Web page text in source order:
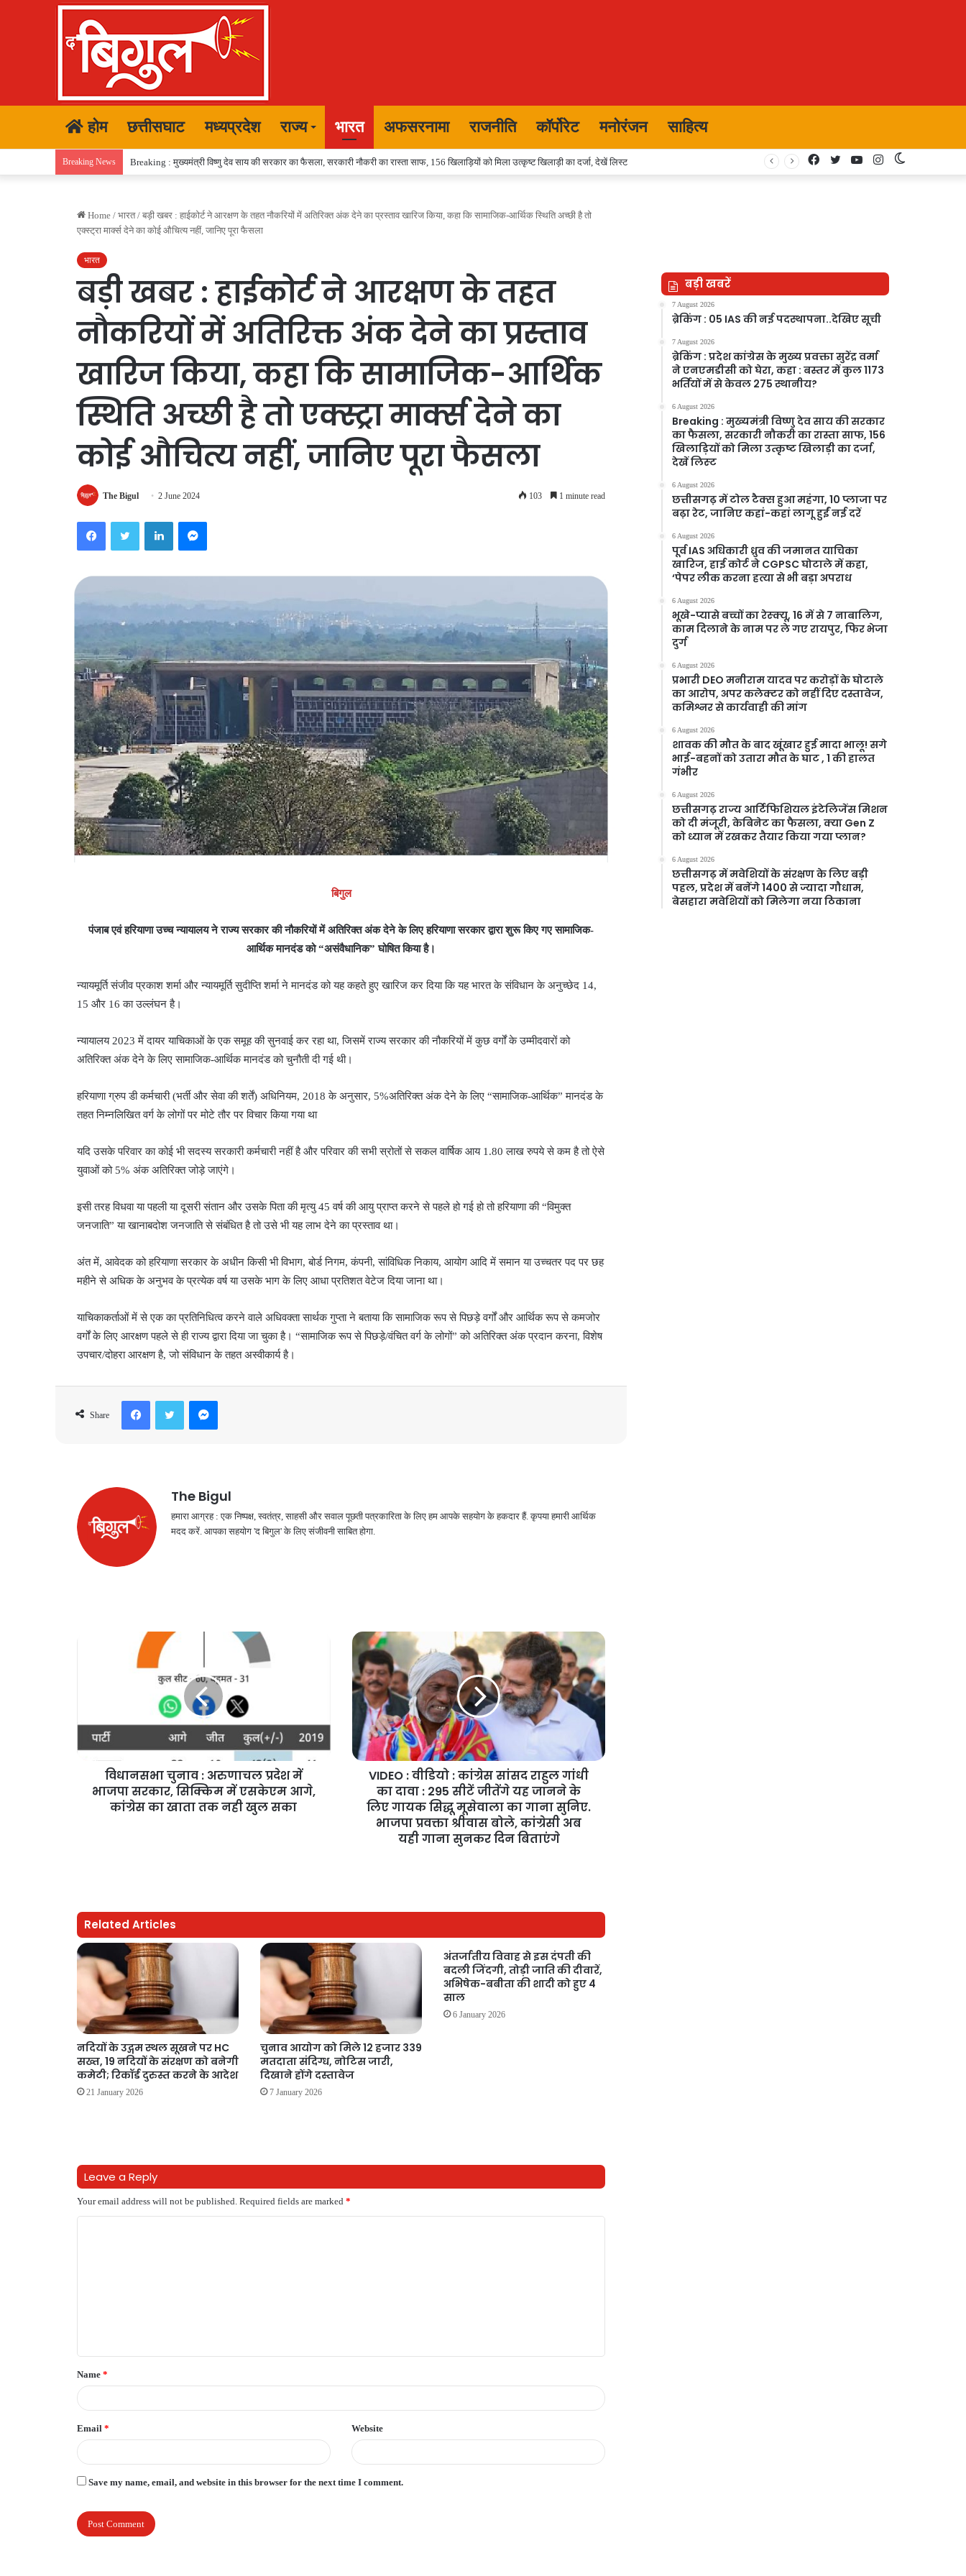
होम छत्तीसघाट मध्यप्रदेश राज्य भारत अफसरनामा राजनीति कॉर्पोरेट मनोरंजन साहित्य
Breaking News Breaking : मुख्यमंत्री विष्णु देव साय की सरकार का फैसला, सरकारी नौकरी का रास्ता साफ, 156 खिलाड़ियों को मिला उत्कृष्ट खिलाड़ी का दर्जा, देखें लिस्‍ट
skin
Instagram
YouTube
Twitter
Facebook
Home / भारत / बड़ी खबर : हाईकोर्ट ने आरक्षण के तहत नौकरियों में अतिरिक्त अंक देने का प्रस्ताव खारिज किया, कहा कि सामाजिक-आर्थिक स्थिति अच्छी है तो
एक्स्ट्रा मार्क्स देने का कोई औचित्य नहीं, जानिए पूरा फैसला
भारत
बड़ी खबर : हाईकोर्ट ने आरक्षण के तहत
नौकरियों में अतिरिक्त अंक देने का प्रस्ताव
खारिज किया, कहा कि सामाजिक-आर्थिक
स्थिति अच्छी है तो एक्स्ट्रा मार्क्स देने का
कोई औचित्य नहीं, जानिए पूरा फैसला
The Bigul 2 June 2024 103 1 minute read
FacebookTwitter LinkedInMessenger
बिगुल
पंजाब एवं हरियाणा उच्च न्यायालय ने राज्य सरकार की नौकरियों में अतिरिक्त अंक देने के लिए हरियाणा सरकार द्वारा शुरू किए गए सामाजिक-
आर्थिक मानदंड को “असंवैधानिक” घोषित किया है।
न्यायमूर्ति संजीव प्रकाश शर्मा और न्यायमूर्ति सुदीप्ति शर्मा ने मानदंड को यह कहते हुए खारिज कर दिया कि यह भारत के संविधान के अनुच्छेद 14,
15 और 16 का उल्लंघन है।
न्यायालय 2023 में दायर याचिकाओं के एक समूह की सुनवाई कर रहा था, जिसमें राज्य सरकार की नौकरियों में कुछ वर्गों के उम्मीदवारों को
अतिरिक्त अंक देने के लिए सामाजिक-आर्थिक मानदंड को चुनौती दी गई थी।
हरियाणा ग्रुप डी कर्मचारी (भर्ती और सेवा की शर्तें) अधिनियम, 2018 के अनुसार, 5%अतिरिक्त अंक देने के लिए “सामाजिक-आर्थिक” मानदंड के
तहत निम्नलिखित वर्ग के लोगों पर मोटे तौर पर विचार किया गया था
यदि उसके परिवार का कोई भी सदस्य सरकारी कर्मचारी नहीं है और परिवार की सभी स्रोतों से सकल वार्षिक आय 1.80 लाख रुपये से कम है तो ऐसे
युवाओं को 5% अंक अतिरिक्त जोड़े जाएंगे।
इसी तरह विधवा या पहली या दूसरी संतान और उसके पिता की मृत्यु 45 वर्ष की आयु प्राप्त करने से पहले हो गई हो तो हरियाणा की “विमुक्त
जनजाति” या खानाबदोश जनजाति से संबंधित है तो उसे भी यह लाभ देने का प्रस्ताव था।
अंत में, आवेदक को हरियाणा सरकार के अधीन किसी भी विभाग, बोर्ड निगम, कंपनी, सांविधिक निकाय, आयोग आदि में समान या उच्चतर पद पर छह
महीने से अधिक के अनुभव के प्रत्येक वर्ष या उसके भाग के लिए आधा प्रतिशत वेटेज दिया जाना था।
याचिकाकर्ताओं में से एक का प्रतिनिधित्व करने वाले अधिवक्ता सार्थक गुप्ता ने बताया कि सामाजिक रूप से पिछड़े वर्गों और आर्थिक रूप से कमजोर
वर्गों के लिए आरक्षण पहले से ही राज्य द्वारा दिया जा चुका है। “सामाजिक रूप से पिछड़े/वंचित वर्ग के लोगों” को अतिरिक्त अंक प्रदान करना, विशेष
उपचार/दोहरा आरक्षण है, जो संविधान के तहत अस्वीकार्य है।
Share
FacebookTwitter Messenger
The Bigul
हमारा आग्रह : एक निष्पक्ष, स्वतंत्र, साहसी और सवाल पूछती पत्रकारिता के लिए हम आपके सहयोग के हकदार हैं. कृपया हमारी आर्थिक
मदद करें. आपका सहयोग 'द बिगुल' के लिए संजीवनी साबित होगा.
विधानसभा चुनाव : अरुणाचल प्रदेश में
भाजपा सरकार, सिक्किम में एसकेएम आगे,
कांग्रेस का खाता तक नही खुल सका
VIDEO : वीडियो : कांग्रेस सांसद राहुल गांधी
का दावा : 295 सीटें जीतेंगे यह जानने के
लिए गायक सिद्धू मूसेवाला का गाना सुनिए.
भाजपा प्रवक्ता श्रीवास बोले, कांग्रेसी अब
यही गाना सुनकर दिन बिताएंगे
Related Articles
नदियों के उद्गम स्थल सूखने पर HC
सख्त, 19 नदियों के संरक्षण को बनेगी
कमेटी; रिकॉर्ड दुरुस्त करने के आदेश
21 January 2026
चुनाव आयोग को मिले 12 हजार 339
मतदाता संदिग्ध, नोटिस जारी,
दिखाने होंगे दस्तावेज
7 January 2026
अंतर्जातीय विवाह से इस दंपती की
बदली जिंदगी, तोड़ी जाति की दीवारें,
अभिषेक-बबीता की शादी को हुए 4
साल
6 January 2026
Leave a Reply
Your email address will not be published. Required fields are marked *
t
*
Name *
Email * Website
Save my name, email, and website in this browser for the next time I comment.
बड़ी खबरें
7 August 2026
ब्रेकिंग : 05 IAS की नई पदस्थापना..देखिए सूची
7 August 2026
ब्रेकिंग : प्रदेश कांग्रेस के मुख्य प्रवक्ता सुरेंद्र वर्मा
ने एनएमडीसी को घेरा, कहा : बस्तर में कुल 1173
भर्तियों में से केवल 275 स्थानीय?
6 August 2026
Breaking : मुख्यमंत्री विष्णु देव साय की सरकार
का फैसला, सरकारी नौकरी का रास्ता साफ, 156
खिलाड़ियों को मिला उत्कृष्ट खिलाड़ी का दर्जा,
देखें लिस्‍ट
6 August 2026
छत्तीसगढ़ में टोल टैक्स हुआ महंगा, 10 प्लाजा पर
बढ़ा रेट, जानिए कहां-कहां लागू हुईं नई दरें
6 August 2026
पूर्व IAS अधिकारी ध्रुव की जमानत याचिका
खारिज, हाई कोर्ट ने CGPSC घोटाले में कहा,
‘पेपर लीक करना हत्या से भी बड़ा अपराध
6 August 2026
भूखे-प्यासे बच्चों का रेस्क्यू, 16 में से 7 नाबालिग,
काम दिलाने के नाम पर ले गए रायपुर, फिर भेजा
दुर्ग
6 August 2026
प्रभारी DEO मनीराम यादव पर करोड़ों के घोटाले
का आरोप, अपर कलेक्टर को नहीं दिए दस्तावेज,
कमिश्नर से कार्यवाही की मांग
6 August 2026
शावक की मौत के बाद खूंखार हुई मादा भालू! सगे
भाई-बहनों को उतारा मौत के घाट , 1 की हालत
गंभीर
6 August 2026
छत्तीसगढ़ राज्य आर्टिफिशियल इंटेलिजेंस मिशन
को दी मंजूरी, केबिनेट का फैसला, क्या Gen Z
को ध्यान में रखकर तैयार किया गया प्लान?
6 August 2026
छत्तीसगढ़ में मवेशियों के संरक्षण के लिए बड़ी
पहल, प्रदेश में बनेंगे 1400 से ज्यादा गौधाम,
बेसहारा मवेशियों को मिलेगा नया ठिकाना